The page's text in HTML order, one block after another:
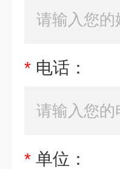
* 电话：
* 单位：